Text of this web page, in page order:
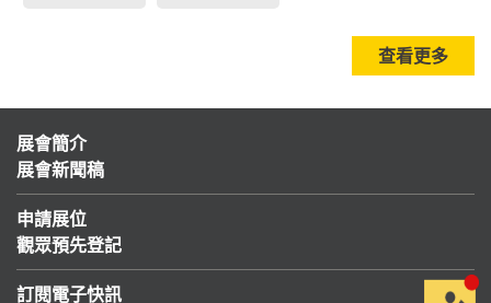
查看更多
展會簡介
展會新聞稿
申請展位
觀眾預先登記
訂閱電子快訊